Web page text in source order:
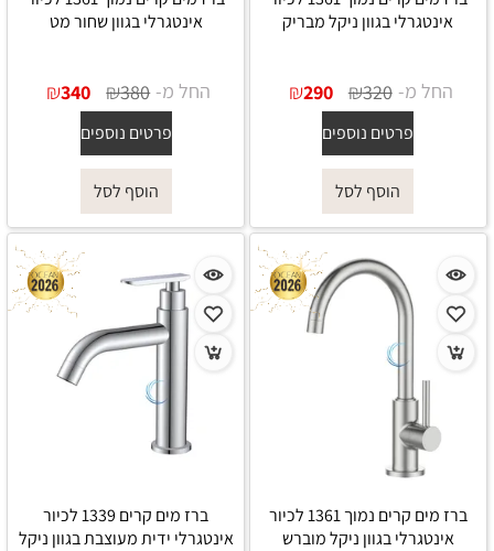
אינטגרלי בגוון ניקל מבריק
החל מ- ₪320
₪290
פרטים נוספים
הוסף לסל
אינטגרלי בגוון שחור מט
החל מ- ₪380
₪340
פרטים נוספים
הוסף לסל
ברז מים קרים נמוך 1361 לכיור
אינטגרלי בגוון ניקל מוברש
ברז מים קרים 1339 לכיור
אינטגרלי ידית מעוצבת בגוון ניקל